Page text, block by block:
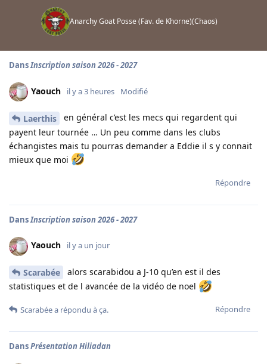
Anarchy Goat Posse (Fav. de Khorne)(Chaos)
DansInscription saison 2026 - 2027
Yaouch il y a 3 heures Modifié
Laerthis
en général c’est les mecs qui regardent qui
payent leur tournée … Un peu comme dans les clubs
échangistes mais tu pourras demander a Eddie il s y connait
mieux que moi
Répondre
DansInscription saison 2026 - 2027
Yaouch il y a un jour
Scarabée
alors scarabidou a J-10 qu’en est il des
statistiques et de l avancée de la vidéo de noel
Répondre
Scarabéea répondu à ça.
DansPrésentation Hiliadan